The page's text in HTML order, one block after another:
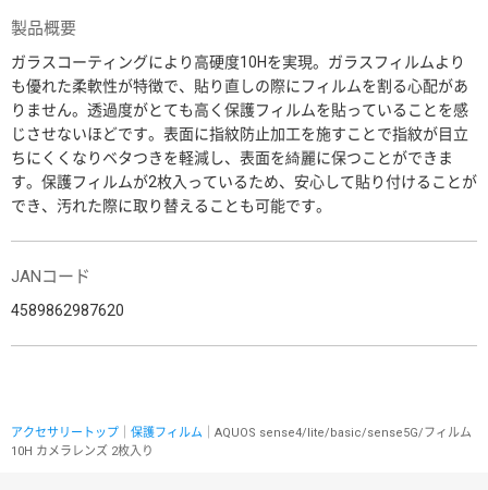
製品概要
ガラスコーティングにより高硬度10Hを実現。ガラスフィルムより
も優れた柔軟性が特徴で、貼り直しの際にフィルムを割る心配があ
りません。透過度がとても高く保護フィルムを貼っていることを感
じさせないほどです。表面に指紋防止加工を施すことで指紋が目立
ちにくくなりベタつきを軽減し、表面を綺麗に保つことができま
す。保護フィルムが2枚入っているため、安心して貼り付けることが
でき、汚れた際に取り替えることも可能です。
JANコード
4589862987620
アクセサリートップ 保護フィルム ｜AQUOS sense4/lite/basic/sense5G/フィルム
10H カメラレンズ 2枚入り